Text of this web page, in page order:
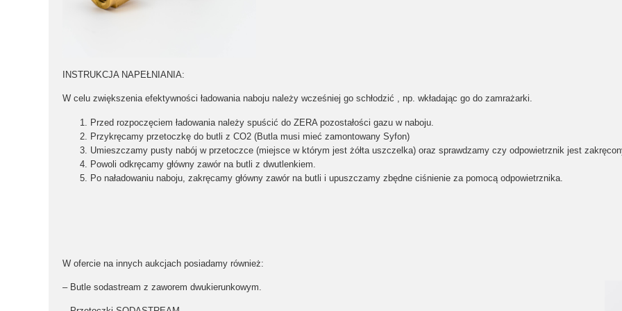
INSTRUKCJA NAPEŁNIANIA:
W celu zwiększenia efektywności ładowania naboju należy wcześniej go schłodzić , np. wkładając go do zamrażarki.
Przed rozpoczęciem ładowania należy spuścić do ZERA pozostałości gazu w naboju.
Przykręcamy przetoczkę do butli z CO2 (Butla musi mieć zamontowany Syfon)
Umieszczamy pusty nabój w przetoczce (miejsce w którym jest żółta uszczelka) oraz sprawdzamy czy odpowietrznik jest
Powoli odkręcamy główny zawór na butli z dwutlenkiem.
Po naładowaniu naboju, zakręcamy główny zawór na butli i upuszczamy zbędne ciśnienie za pomocą odpowietrznika.
W ofercie na innych aukcjach posiadamy również:
– Butle sodastream z zaworem dwukierunkowym.